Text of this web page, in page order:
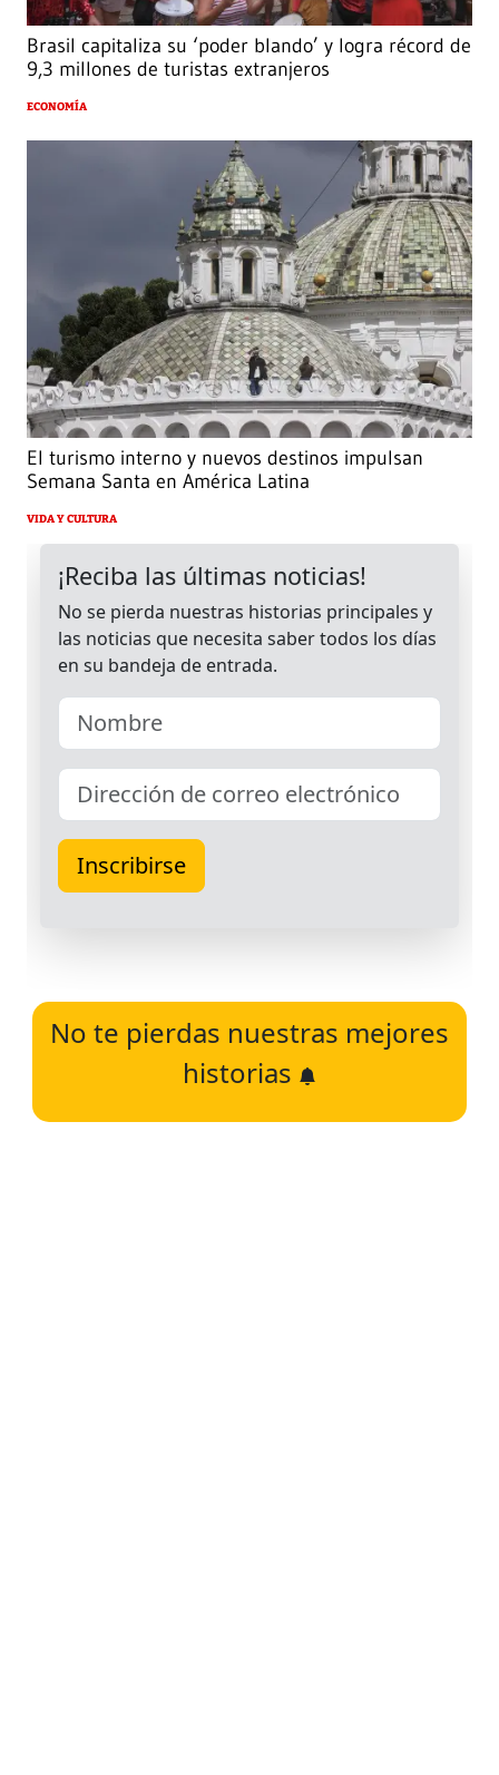
Brasil capitaliza su ‘poder blando’ y logra récord de
9,3 millones de turistas extranjeros
ECONOMÍA
El turismo interno y nuevos destinos impulsan
Semana Santa en América Latina
VIDA Y CULTURA
No te pierdas nuestras mejores
historias